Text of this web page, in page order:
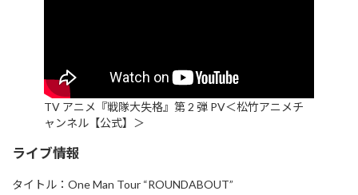
TV アニメ『戦隊大失格』第 2 弾 PV＜松竹アニメチ
ャンネル【公式】＞
ライブ情報
タイトル：One Man Tour “ROUNDABOUT”